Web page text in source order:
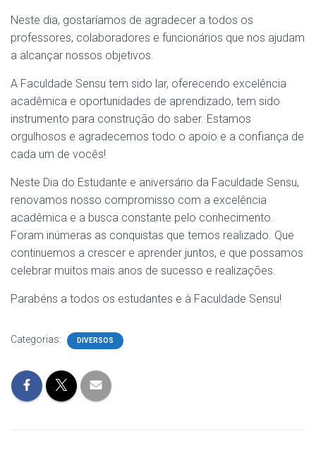
Neste dia, gostaríamos de agradecer a todos os
professores, colaboradores e funcionários que nos ajudam
a alcançar nossos objetivos.
A Faculdade Sensu tem sido lar, oferecendo excelência
acadêmica e oportunidades de aprendizado, tem sido
instrumento para construção do saber. Estamos
orgulhosos e agradecemos todo o apoio e a confiança de
cada um de vocês!
Neste Dia do Estudante e aniversário da Faculdade Sensu,
renovamos nosso compromisso com a excelência
acadêmica e a busca constante pelo conhecimento.
Foram inúmeras as conquistas que temos realizado. Que
continuemos a crescer e aprender juntos, e que possamos
celebrar muitos mais anos de sucesso e realizações.
Parabéns a todos os estudantes e à Faculdade Sensu!
Categorias: DIVERSOS